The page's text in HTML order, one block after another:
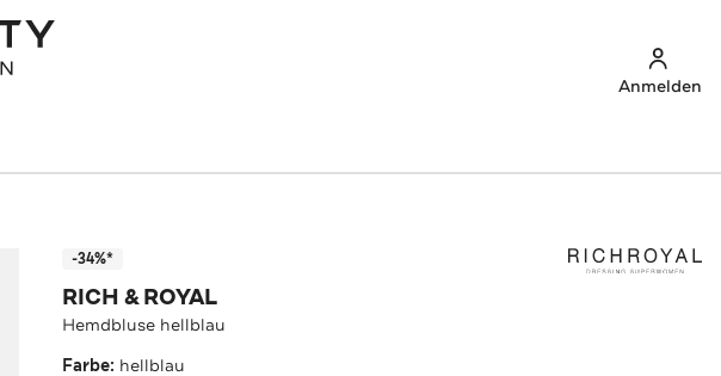
Anmelden
-34%*
RICH & ROYAL
Hemdbluse hellblau
Farbe: hellblau